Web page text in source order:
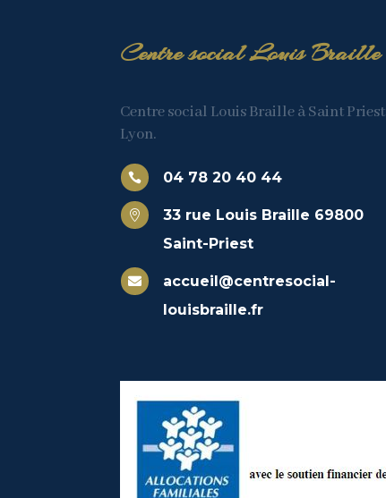
Centre social Louis Braille
Centre social Louis Braille à Saint Priest
Lyon.
 04 78 20 40 44

33 rue Louis Braille 69800
Saint-Priest

accueil@centresocial-
louisbraille.fr